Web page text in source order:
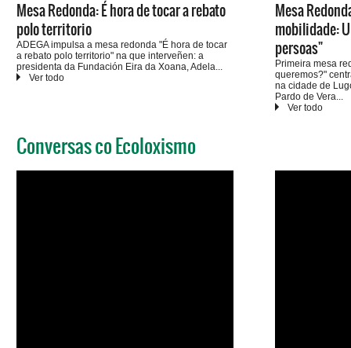
Mesa Redonda: É hora de tocar a rebato
polo territorio
ADEGA impulsa a mesa redonda "É hora de tocar
a rebato polo territorio" na que interveñen: a
presidenta da Fundación Eira da Xoana, Adela
Figueroa, quen dará unha visión dos proxectos
Por un rural vivo, que falará da necesidade das
organizacións veciñais contra proxectos abusivos.
Mesa
mobilidade:
persoas"
Primeira mesa
queremos?"
na cidade de
Pardo de Vera
(presidenta de
Conversas co Ecoloxismo